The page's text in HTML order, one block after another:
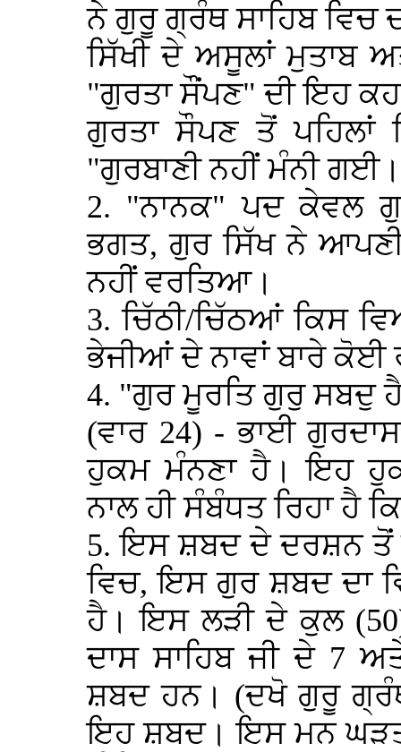
ਨੇ ਗੁਰੂ ਗ੍ਰੰਥ ਸਾਹਿਬ
ਸਿੱਖੀ ਦੇ ਅਸੂਲਾਂ ਮੁਤਾਬ
"ਗੁਰਤਾ ਸੌਂਪਣ" ਦੀ ਇਹ
ਗੁਰਤਾ ਸੌਪਣ ਤੋਂ
"ਗੁਰਬਾਣੀ ਨਹੀਂ ਮੰਨੀ
2. "ਨਾਨਕ" ਪਦ ਕੇਵਲ
ਭਗਤ, ਗੁਰ ਸਿੱਖ ਨੇ
ਨਹੀਂ ਵਰਤਿਆ।
3. ਚਿੱਠੀ/ਚਿੱਠਆਂ ਕਿਸ
ਭੇਜੀਆਂ ਦੇ ਨਾਵਾਂ ਬਾਰੇ ਕੋਈ
4. "ਗੁਰ ਮੂਰਤਿ ਗੁਰੁ ਸਬਦੁ
(ਵਾਰ 24) - ਭਾਈ
ਹੁਕਮ ਮੰਨਣਾ ਹੈ। ਇਹ
ਨਾਲ ਹੀ ਸੰਬੰਧਤ ਰਿਹਾ ਹੈ
5. ਇਸ ਸ਼ਬਦ ਦੇ ਦਰਸ਼ਨ ਤੋਂ
ਵਿਚ, ਇਸ ਗੁਰ ਸ਼ਬਦ ਦਾ
ਹੈ। ਇਸ ਲੜੀ ਦੇ ਕੁਲ
ਦਾਸ ਸਾਹਿਬ ਜੀ ਦੇ 7
ਸ਼ਬਦ ਹਨ। (ਦਖੋ ਗੁਰੂ
ਇਹ ਸ਼ਬਦ। ਇਸ ਮਨ